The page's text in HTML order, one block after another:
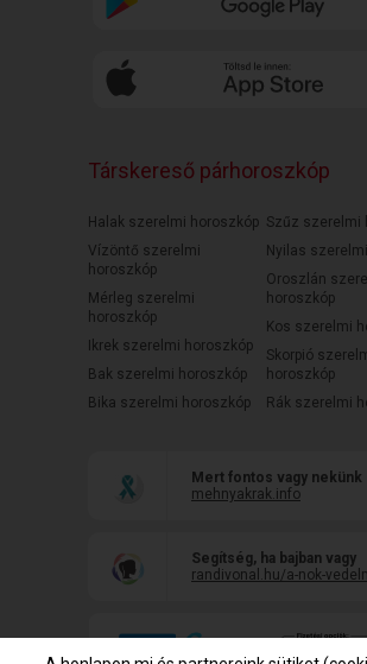
Társkereső párhoroszkóp
Halak szerelmi horoszkóp
Vízöntő szerelmi
horoszkóp
Mérleg szerelmi
horoszkóp
Ikrek szerelmi horoszkóp
Bak szerelmi horoszkóp
Bika szerelmi horoszkóp
Szűz szerelmi
Nyilas
Oroszlán
horoszkóp
Kos szerelmi
Skorpió
horoszkóp
Rák szerelmi
Mert fontos vagy nekünk
mehnyakrak.info
Segítség, ha bajban vagy
randivonal.hu/a-nok-